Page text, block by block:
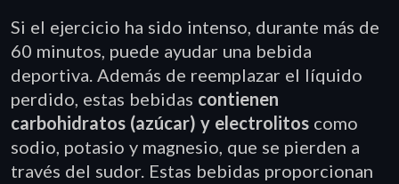
Si el ejercicio ha sido intenso, durante más de
60 minutos, puede ayudar una bebida
deportiva. Además de reemplazar el líquido
perdido, estas bebidas contienen
carbohidratos (azúcar) y electrolitos como
sodio, potasio y magnesio, que se pierden a
través del sudor. Estas bebidas proporcionan